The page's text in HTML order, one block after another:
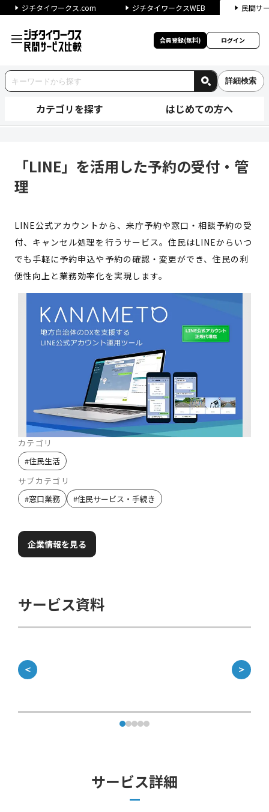
ジチタイワークス.com ジチタイワークスWEB 民間サ
会員登録(無料) ログイン
詳細検索
カテゴリを探す はじめての方へ
「LINE」を活用した予約の受付・管
理
LINE公式アカウントから、来庁予約や窓口・相談予約の受
付、キャンセル処理を行うサービス。住民はLINEからいつ
でも手軽に予約申込や予約の確認・変更ができ、住民の利
便性向上と業務効率化を実現します。
カテゴリ
#住民生活
サブカテゴリ
#窓口業務 #住民サービス・手続き
企業情報を見る
サービス資料
＜ ＞
サービス詳細